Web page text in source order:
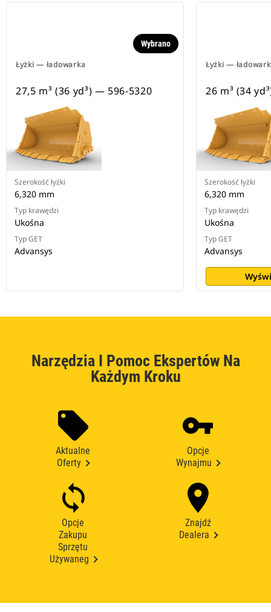
Łyżki — ładowarka
Wybrano
27,5 m³ (36 yd³) — 596-5320
Szerokość łyżki
6,320 mm
Typ krawędzi
Ukośna
Typ GET
Advansys
Łyżki —
26 m³ (34
Szerokość łyżki
6,320 mm
Typ krawędzi
Ukośna
Typ GET
Advansys
Narzędzia I Pomoc Ekspertów Na
Każdym Kroku
Aktualne
Oferty
Opcje
Wynajmu
Opcje
Zakupu
Sprzętu
Używaneg
Znajdź
Dealera